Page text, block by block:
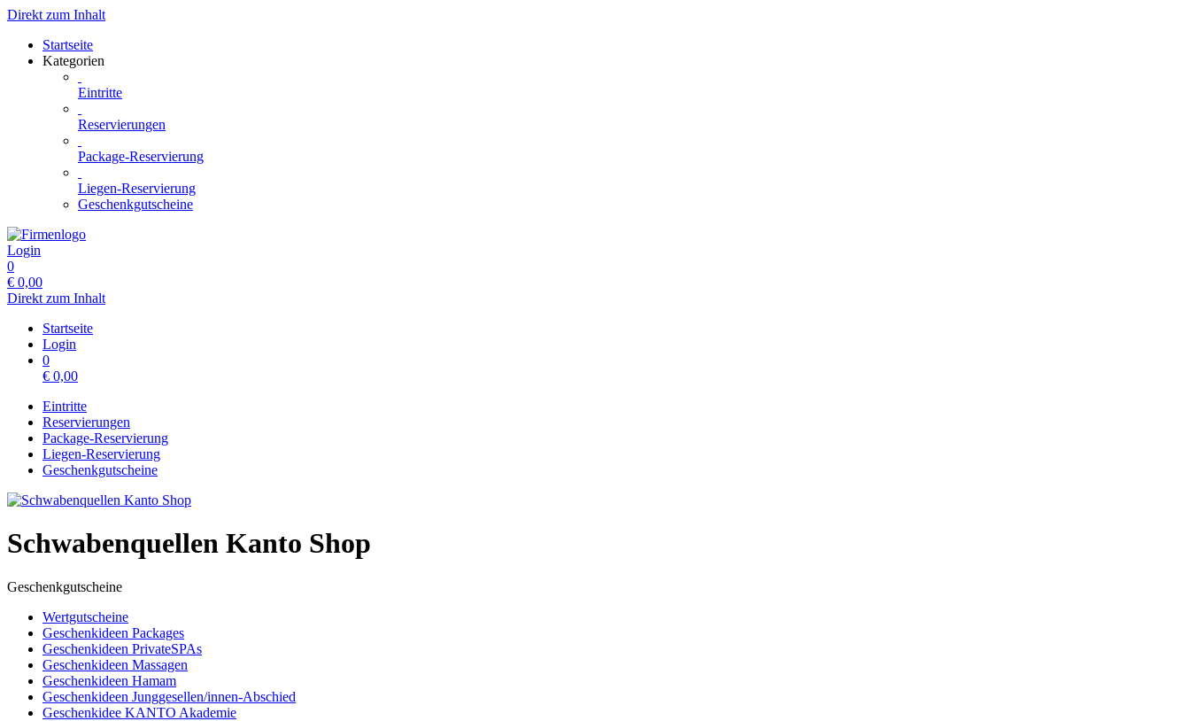
Direkt zum Inhalt
Startseite
Kategorien
Eintritte
Reservierungen
Package-Reservierung
Liegen-Reservierung
Geschenkgutscheine
Login
0
€ 0,00
Direkt zum Inhalt
Startseite
Login
0
€ 0,00
Eintritte
Reservierungen
Package-Reservierung
Liegen-Reservierung
Geschenkgutscheine
Schwabenquellen Kanto Shop
Geschenkgutscheine
Wertgutscheine
Geschenkideen Packages
Geschenkideen PrivateSPAs
Geschenkideen Massagen
Geschenkideen Hamam
Geschenkideen Junggesellen/innen-Abschied
Geschenkidee KANTO Akademie